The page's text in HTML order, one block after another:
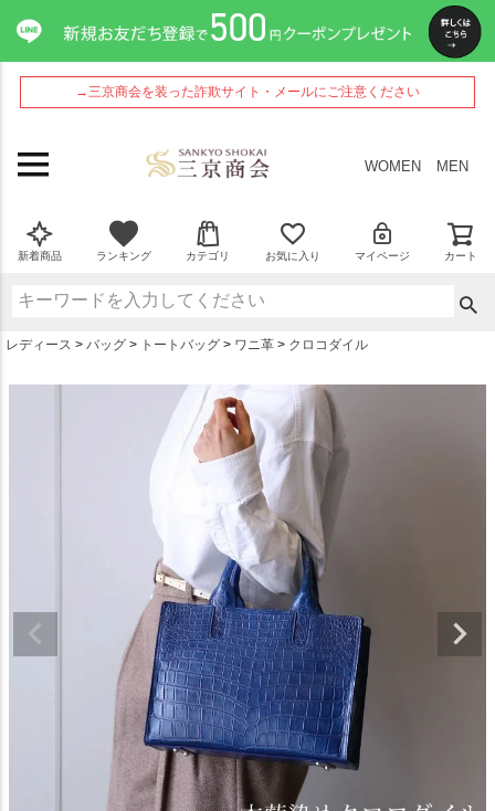
→三京商会を装った詐欺サイト・メールにご注意ください
WOMEN MEN
新着商品 ランキング カテゴリ お気に入り マイページ カート
レディース バッグ トートバッグ ワニ革 クロコダイル
ペー
ジト
ップ
へ